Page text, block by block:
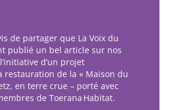
de partager que La Voix du
publié un bel article sur nos
d’un projet
restauration de la « Maison du
en terre crue – porté avec
de Toerana Habitat.